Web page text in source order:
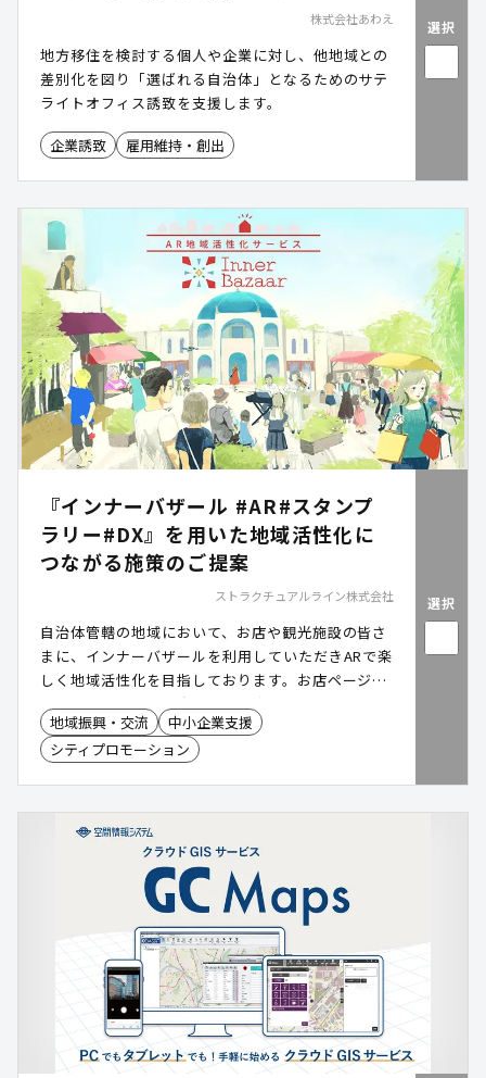
株式会社あわえ
地方移住を検討する個人や企業に対し、他地域との
差別化を図り「選ばれる自治体」となるためのサテ
ライトオフィス誘致を支援します。
企業誘致 雇用維持・創出
選択
『インナーバザール #AR#スタンプ
ラリー#DX』を用いた地域活性化に
つながる施策のご提案
ストラクチュアルライン株式会社
自治体管轄の地域において、お店や観光施設の皆さ
まに、インナーバザールを利用していただきARで楽
しく地域活性化を目指しております。お店ページ・
商品ページ・地域観光ページ・求人ページ・クエス
ト(スタンプラリー・クーポン)を各お店が自由に登
録して、情報発信をすることができます。もちろ
地域振興・交流
中小企業支援
シティプロモーション
選択